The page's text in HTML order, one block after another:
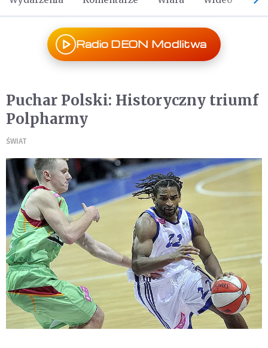
Radio DEON Modlitwa
Puchar Polski: Historyczny triumf
Polpharmy
ŚWIAT